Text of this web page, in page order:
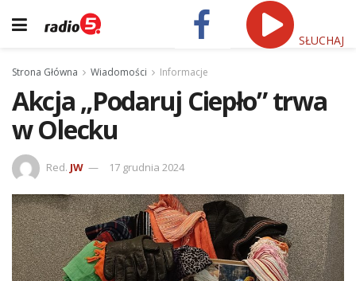
SŁUCHAJ
Strona Główna Wiadomości Informacje
Akcja „Podaruj Ciepło” trwa
w Olecku
Red. JW 17 grudnia 2024